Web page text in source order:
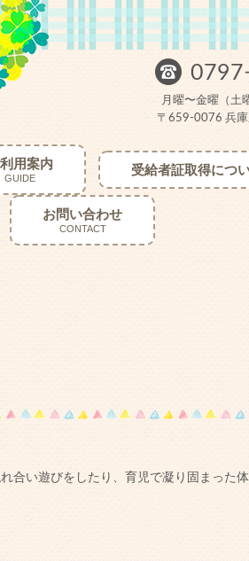
月曜〜金曜（
〒659-0076 兵
用案内
GUIDE
受給者証取得につ
お問い合わせ
CONTACT
合い遊びをしたり、育児で凝り固まった